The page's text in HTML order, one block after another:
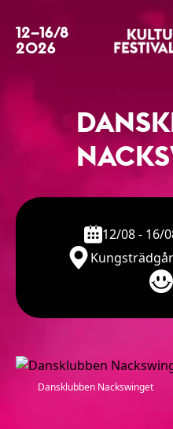
12–16/8
2026
12/08 - 16/
Dansklubben Nackswinget